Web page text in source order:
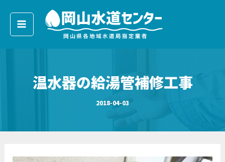
温水器の給湯管補修工事
2018-04-03
ー
カ
イ